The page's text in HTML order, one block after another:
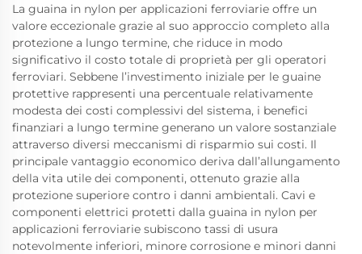
La guaina in nylon per applicazioni ferroviarie offre un
valore eccezionale grazie al suo approccio completo alla
protezione a lungo termine, che riduce in modo
significativo il costo totale di proprietà per gli operatori
ferroviari. Sebbene l’investimento iniziale per le guaine
protettive rappresenti una percentuale relativamente
modesta dei costi complessivi del sistema, i benefici
finanziari a lungo termine generano un valore sostanziale
attraverso diversi meccanismi di risparmio sui costi. Il
principale vantaggio economico deriva dall’allungamento
della vita utile dei componenti, ottenuto grazie alla
protezione superiore contro i danni ambientali. Cavi e
componenti elettrici protetti dalla guaina in nylon per
applicazioni ferroviarie subiscono tassi di usura
notevolmente inferiori, minore corrosione e minori danni